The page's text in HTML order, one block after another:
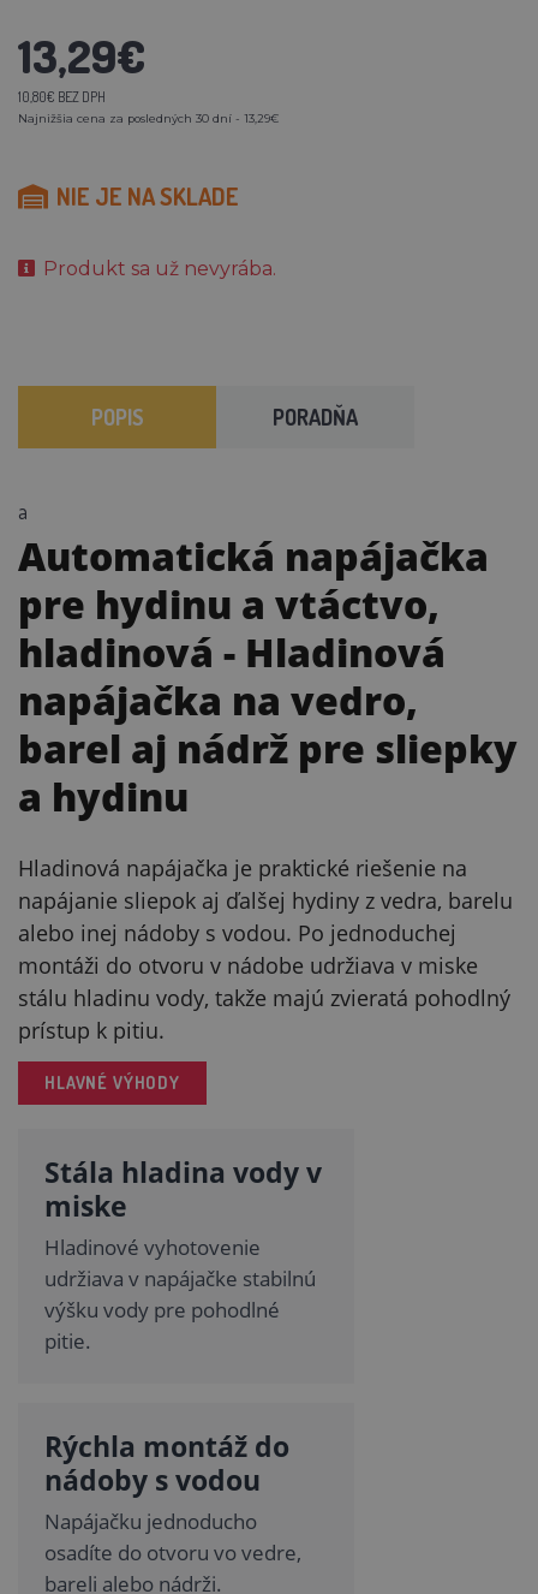
13,29€
10,80€ BEZ DPH
Najnižšia cena za posledných 30 dní - 13,29€
NIE JE NA SKLADE
Produkt sa už nevyrába.
POPIS PORADŇA
a
Automatická napájačka
pre hydinu a vtáctvo,
hladinová - Hladinová
napájačka na vedro,
barel aj nádrž pre sliepky
a hydinu
Hladinová napájačka je praktické riešenie na
napájanie sliepok aj ďalšej hydiny z vedra, barelu
alebo inej nádoby s vodou. Po jednoduchej
montáži do otvoru v nádobe udržiava v miske
stálu hladinu vody, takže majú zvieratá pohodlný
prístup k pitiu.
HLAVNÉ VÝHODY
Stála hladina vody v
miske
Hladinové vyhotovenie
udržiava v napájačke stabilnú
výšku vody pre pohodlné
pitie.
Rýchla montáž do
nádoby s vodou
Napájačku jednoducho
osadíte do otvoru vo vedre,
bareli alebo nádrži.